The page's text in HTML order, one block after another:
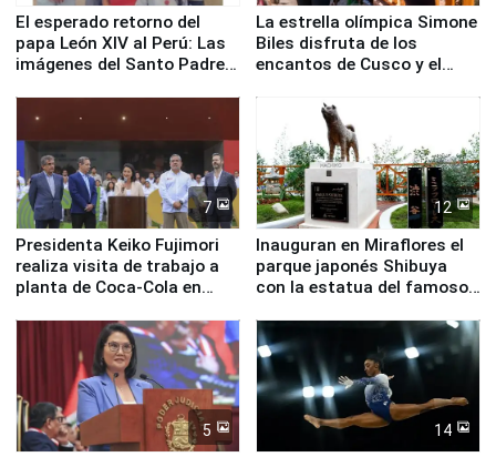
El esperado retorno del
papa León XIV al Perú: Las
imágenes del Santo Padre
La estrella olímpica Simone
Biles disfruta de los
encantos de Cusco y el
7
Presidenta Keiko Fujimori
realiza visita de trabajo a
planta de Coca-Cola en
12
Inauguran en Miraflores el
parque japonés Shibuya
con la estatua del famoso
5 14